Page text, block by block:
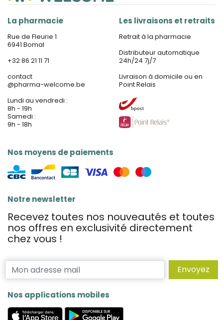
La pharmacie
Rue de Fleurie 1
6941 Bomal
+32 86 21 11 71
contact
@pharma-welcome.be
Lundi au vendredi :
8h - 19h
Samedi :
9h - 18h
Nos moyens de paiements
Les livraisons et retraits
Retrait à la pharmacie
Distributeur automatique
24h/24 7j/7
Livraison à domicile ou en
Point Relais
Notre newsletter
Recevez toutes nos nouveautés et toutes
nos offres en exclusivité directement
chez vous !
Envoyez
Nos applications mobiles